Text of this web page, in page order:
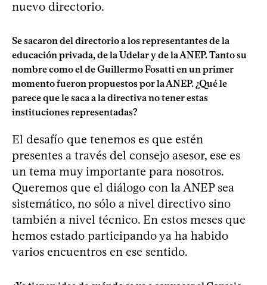
nuevo directorio.
Se sacaron del directorio a los representantes de la
educación privada, de la Udelar y de la ANEP. Tanto su
nombre como el de Guillermo Fosatti en un primer
momento fueron propuestos por la ANEP. ¿Qué le
parece que le saca a la directiva no tener estas
instituciones representadas?
El desafío que tenemos es que estén
presentes a través del consejo asesor, ese es
un tema muy importante para nosotros.
Queremos que el diálogo con la ANEP sea
sistemático, no sólo a nivel directivo sino
también a nivel técnico. En estos meses que
hemos estado participando ya ha habido
varios encuentros en ese sentido.